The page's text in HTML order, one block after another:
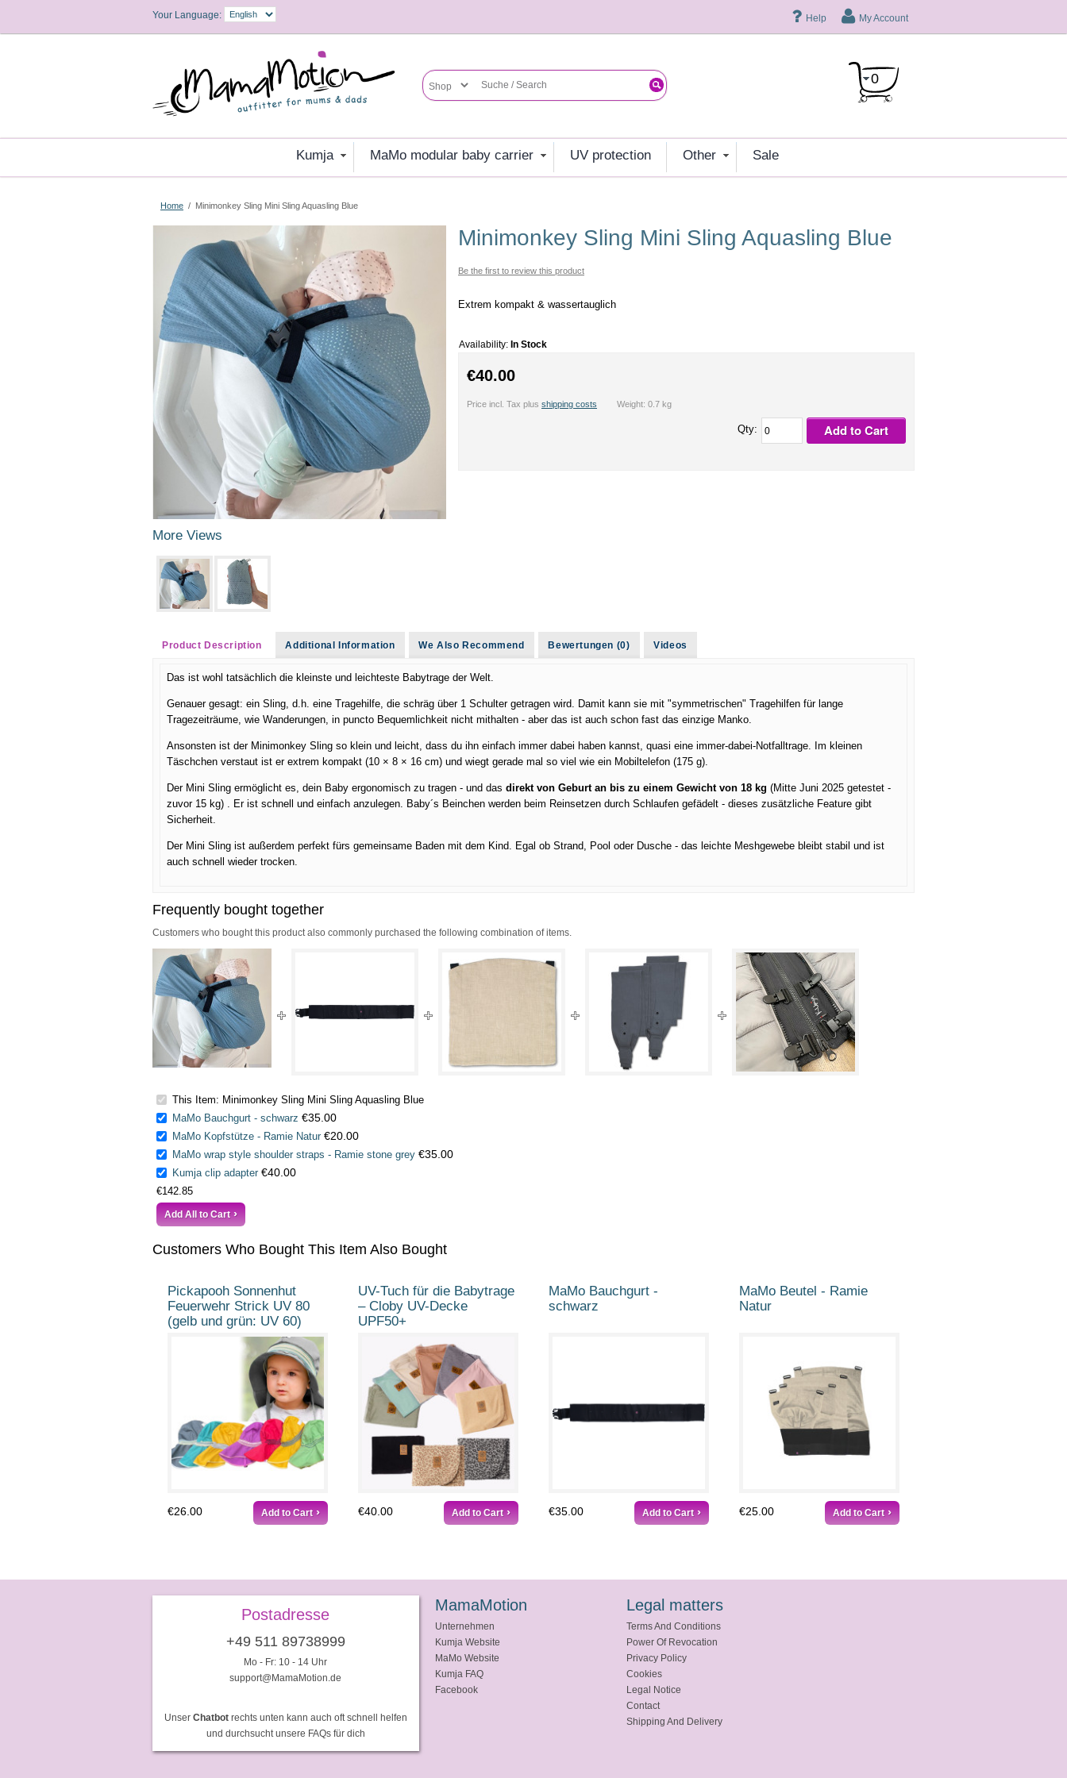
Your Language: Help My Account
0
Kumja MaMo modular baby carrier UV protection other sale
Home / Minimonkey Sling Mini Sling Aquasling Blue
More Views
Minimonkey Sling Mini Sling Aquasling Blue
Be the first to review this product
Extrem kompakt & wassertauglich
Availability: In Stock
€40.00
Price incl. Tax plus shipping costs Weight: 0.7 kg
Qty: Add to Cart
Product Description Additional Information We Also Recommend Bewertungen (0) Videos
Das ist wohl tatsächlich die kleinste und leichteste Babytrage der Welt.
Genauer gesagt: ein Sling, d.h. eine Tragehilfe, die schräg über 1 Schulter getragen wird. Damit kann sie mit "symmetrischen" Tragehilfen für lange
Tragezeiträume, wie Wanderungen, in puncto Bequemlichkeit nicht mithalten - aber das ist auch schon fast das einzige Manko.
Ansonsten ist der Minimonkey Sling so klein und leicht, dass du ihn einfach immer dabei haben kannst, quasi eine immer-dabei-Notfalltrage. Im kleinen
Täschchen verstaut ist er extrem kompakt (10 × 8 × 16 cm) und wiegt gerade mal so viel wie ein Mobiltelefon (175 g).
Der Mini Sling ermöglicht es, dein Baby ergonomisch zu tragen - und das direkt von Geburt an bis zu einem Gewicht von 18 kg (Mitte Juni 2025 getestet -
zuvor 15 kg) . Er ist schnell und einfach anzulegen. Baby´s Beinchen werden beim Reinsetzen durch Schlaufen gefädelt - dieses zusätzliche Feature gibt
Sicherheit.
Der Mini Sling ist außerdem perfekt fürs gemeinsame Baden mit dem Kind. Egal ob Strand, Pool oder Dusche - das leichte Meshgewebe bleibt stabil und ist
auch schnell wieder trocken.
Frequently bought together
Customers who bought this product also commonly purchased the following combination of items.
This Item: Minimonkey Sling Mini Sling Aquasling Blue
MaMo Bauchgurt - schwarz €35.00
MaMo Kopfstütze - Ramie Natur €20.00
MaMo wrap style shoulder straps - Ramie stone grey €35.00
Kumja clip adapter €40.00
€142.85
Add All to Cart
Customers Who Bought This Item Also Bought
Pickapooh Sonnenhut
Feuerwehr Strick UV 80
(gelb und grün: UV 60)
€26.00 Add to Cart
UV-Tuch für die Babytrage
– Cloby UV-Decke
UPF50+
€40.00 Add to Cart
MaMo Bauchgurt -
schwarz
€35.00 Add to Cart
MaMo Beutel - Ramie
Natur
€25.00 Add to Cart
Postadresse
+49 511 89738999
Mo - Fr: 10 - 14 Uhr
support@MamaMotion.de
Unser Chatbotrechts unten kann auch oft schnell helfen
und durchsucht unsere FAQs für dich
MamaMotion
Unternehmen
Kumja Website
MaMo Website
Kumja FAQ
Facebook
Legal matters
Terms And Conditions
Power Of Revocation
Privacy Policy
Cookies
Legal Notice
Contact
Shipping And Delivery